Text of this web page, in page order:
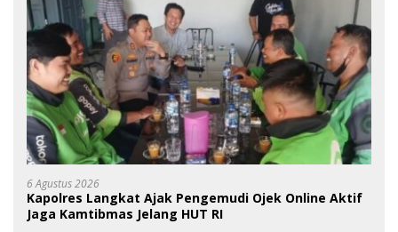
6 Agustus 2026
Kapolres Langkat Ajak Pengemudi Ojek Online Aktif
Jaga Kamtibmas Jelang HUT RI